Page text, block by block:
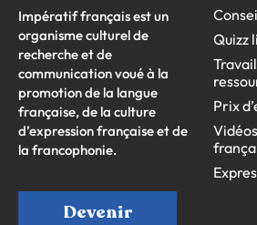
Impératif français est un
organisme culturel de
recherche et de
communication voué à la
promotion de la langue
française, de la culture
d’expression française et de
la francophonie.
Devenir
Quizz
Prix